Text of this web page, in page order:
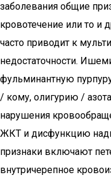
заболевания общие
кровотечение или то и
часто приводит к
недостаточности.
фульминантную
/ кому, олигурию /
нарушения
ЖКТ и дисфункцию
признаки включают
внутричерепное